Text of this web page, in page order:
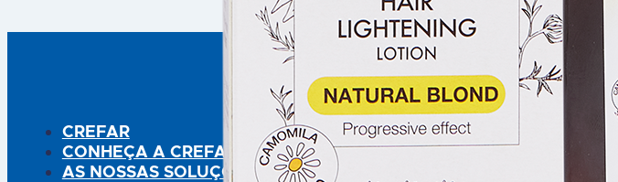
CREFAR
CONHEÇA A CREFAR
AS NOSSAS SOLUÇÕES
Reidratação Oral